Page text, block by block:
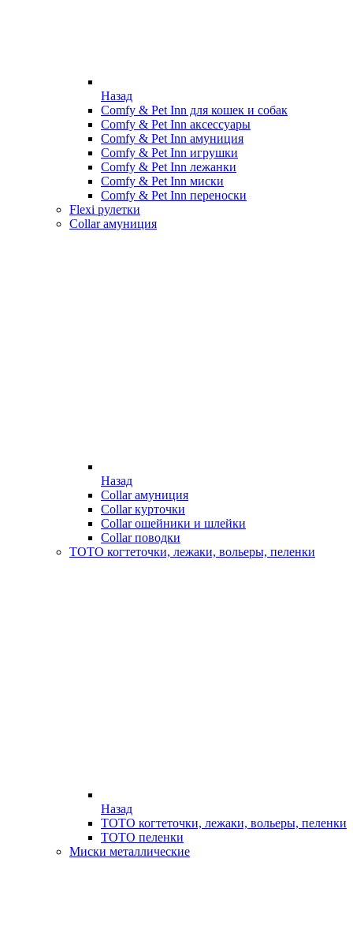
Назад
Comfy & Pet Inn для кошек и собак
Comfy & Pet Inn аксессуары
Comfy & Pet Inn амуниция
Comfy & Pet Inn игрушки
Comfy & Pet Inn лежанки
Comfy & Pet Inn миски
Comfy & Pet Inn переноски
Flexi рулетки
Collar амуниция
Назад
Collar амуниция
Collar курточки
Collar ошейники и шлейки
Collar поводки
ТОТО когтеточки, лежаки, вольеры, пеленки
Назад
ТОТО когтеточки, лежаки, вольеры, пеленки
ТОТО пеленки
Миски металлические